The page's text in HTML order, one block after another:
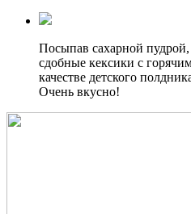
Посыпав сахарной пудрой,
сдобные кексики с
качестве детского
Очень вкусно!